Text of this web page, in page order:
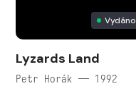
Vydáno
Lyzards Land
Petr Horák — 1992